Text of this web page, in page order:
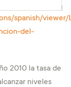
spanish/viewer/
del-
2010 la tasa de
niveles